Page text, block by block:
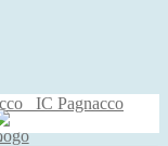
IC Pagnacco